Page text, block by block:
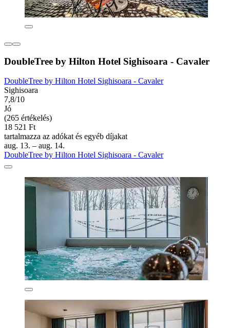
DoubleTree by Hilton Hotel Sighisoara - Cavaler
DoubleTree by Hilton Hotel Sighisoara - Cavaler
Sighisoara
7,8/10
Jó
(265 értékelés)
18 521 Ft
tartalmazza az adókat és egyéb díjakat
aug. 13. – aug. 14.
DoubleTree by Hilton Hotel Sighisoara - Cavaler